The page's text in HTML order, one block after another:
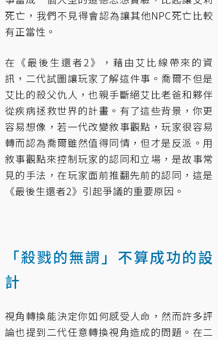
死亡，我們不見得會認為讓其他NPC死亡比較
有正當性。
在《最後生還者2》，藉由艾比線帶來的資
訊，二代試圖讓玩家了解這件事。喬爾不但是
艾比的殺父仇人，也親手斷絕艾比老爸和夥伴
從疾病拯救世界的計畫。有了這些背景，你更
容易想像，若一代改變敘事觀點，玩家很容易
轉而認為喬爾雖然值得同情，但才是反派。用
敘事觀點來控制玩家的認同和立場，是故事常
見的手法，在玩家面前推翻先前的認同，這是
《最後生還者2》引起爭議的重要原因。
「殺戮的無謂」不算成功的設
計
視角轉換能決定你如何感受人命，然而許多評
論也提到二代任意轉換視角造成的問題 。在二